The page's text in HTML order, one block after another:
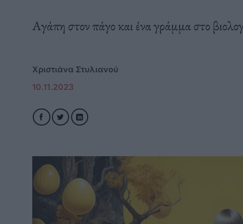
Αγάπη στον πάγο και ένα γράμμα στο
Χριστιάνα Στυλιανού
10.11.2023